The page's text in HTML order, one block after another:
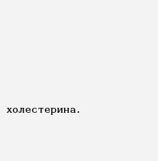
холестерина.